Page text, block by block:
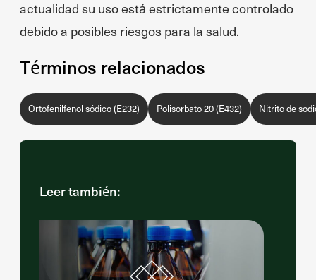
actualidad su uso está estrictamente controlado
debido a posibles riesgos para la salud.
Términos relacionados
Ortofenilfenol sódico (E232) Polisorbato 20 (E432) Nitrito de
Leer también: